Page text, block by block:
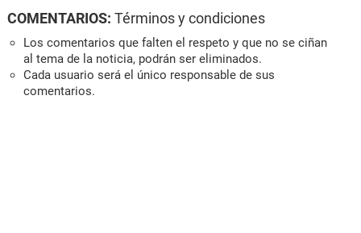
COMENTARIOS: Términos y condiciones
Los comentarios que falten el respeto y que no se ciñan
al tema de la noticia, podrán ser eliminados.
Cada usuario será el único responsable de sus
comentarios.